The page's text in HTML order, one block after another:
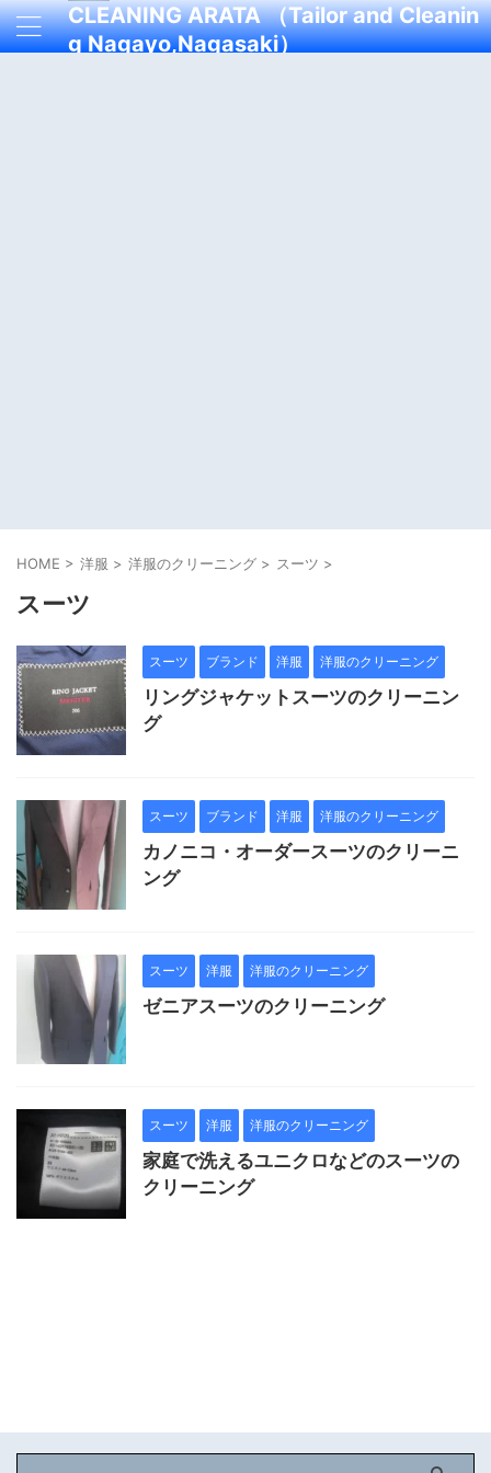
CLEANING ARATA （Tailor and Cleanin
g Nagayo,Nagasaki）
HOME > 洋服 > 洋服のクリーニング > スーツ >
スーツ
スーツ ブランド 洋服 洋服のクリーニング
リングジャケットスーツのクリーニン
グ
スーツ ブランド 洋服 洋服のクリーニング
カノニコ・オーダースーツのクリーニ
ング
スーツ 洋服 洋服のクリーニング
ゼニアスーツのクリーニング
スーツ 洋服 洋服のクリーニング
家庭で洗えるユニクロなどのスーツの
クリーニング